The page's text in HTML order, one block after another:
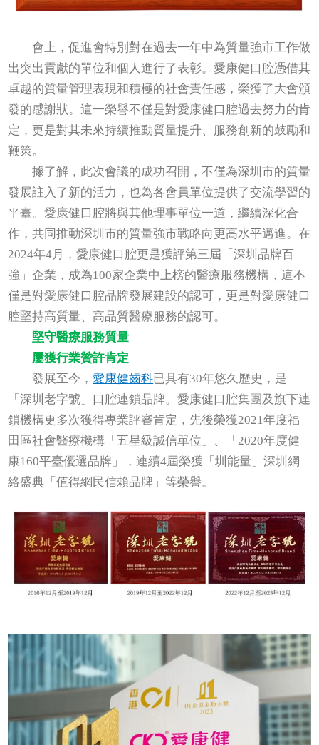
會上，促進會特別對在過去一年中為質量強市工作做
出突出貢獻的單位和個人進行了表彰。愛康健口腔憑借其
卓越的質量管理表現和積極的社會責任感，榮獲了大會頒
發的感謝狀。這一榮譽不僅是對愛康健口腔過去努力的肯
定，更是對其未來持續推動質量提升、服務創新的鼓勵和
鞭策。
據了解，此次會議的成功召開，不僅為深圳市的質量
發展註入了新的活力，也為各會員單位提供了交流學習的
平臺。愛康健口腔將與其他理事單位一道，繼續深化合
作，共同推動深圳市的質量強市戰略向更高水平邁進。在
2024年4月，愛康健口腔更是獲評第三屆「深圳品牌百
強」企業，成為100家企業中上榜的醫療服務機構，這不
僅是對愛康健口腔品牌發展建設的認可，更是對愛康健口
腔堅持高質量、高品質醫療服務的認可。
堅守醫療服務質量
屢獲行業贊許肯定
發展至今，愛康健齒科已具有30年悠久歷史，是
「深圳老字號」口腔連鎖品牌。愛康健口腔集團及旗下連
鎖機構更多次獲得專業評審肯定，先後榮獲2021年度福
田區社會醫療機構「五星級誠信單位」、「2020年度健
康160平臺優選品牌」，連續4屆榮獲「圳能量」深圳網
絡盛典「值得網民信賴品牌」等榮譽。